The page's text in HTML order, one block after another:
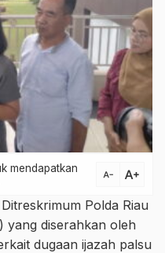
mendapatkan
text_decrease text_increase
Polda Riau
yang diserahkan oleh
dugaan ijazah palsu